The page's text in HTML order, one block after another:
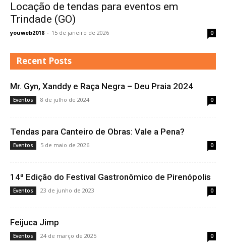
Locação de tendas para eventos em
Trindade (GO)
youweb2018 - 15 de janeiro de 2026 0
Recent Posts
Mr. Gyn, Xanddy e Raça Negra – Deu Praia 2024
Eventos 8 de julho de 2024 0
Tendas para Canteiro de Obras: Vale a Pena?
Eventos 5 de maio de 2026 0
14ª Edição do Festival Gastronômico de Pirenópolis
Eventos 23 de junho de 2023 0
Feijuca Jimp
Eventos 24 de março de 2025 0